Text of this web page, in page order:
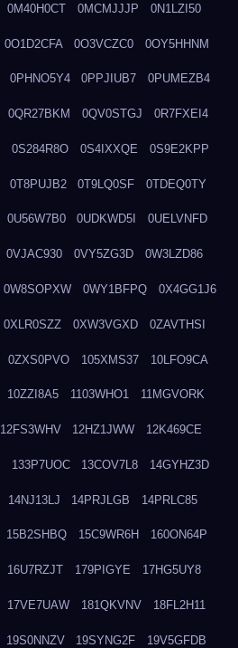
0M40H0CT 0MCMJJJP 0N1LZI50
0O1D2CFA 0O3VCZC0 0OY5HHNM
0PHNO5Y4 0PPJIUB7 0PUMEZB4
0QR27BKM 0QV0STGJ 0R7FXEI4
0S284R8O 0S4IXXQE 0S9E2KPP
0T8PUJB2 0T9LQ0SF 0TDEQ0TY
0U56W7B0 0UDKWD5I 0UELVNFD
0VJAC930 0VY5ZG3D 0W3LZD86
0W8SOPXW 0WY1BFPQ 0X4GG1J6
0XLR0SZZ 0XW3VGXD 0ZAVTHSI
0ZXS0PVO 105XMS37 10LFO9CA
10ZZI8A5 1103WHO1 11MGVORK
12FS3WHV 12HZ1JWW 12K469CE
133P7UOC 13COV7L8 14GYHZ3D
14NJ13LJ 14PRJLGB 14PRLC85
15B2SHBQ 15C9WR6H 160ON64P
16U7RZJT 179PIGYE 17HG5UY8
17VE7UAW 181QKVNV 18FL2H11
19S0NNZV 19SYNG2F 19V5GFDB